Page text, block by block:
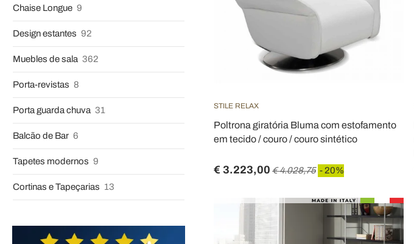
Chaise Longue 9
Design estantes 92
Muebles de sala 362
Porta-revistas 8
Porta guarda chuva 31
Balcão de Bar 6
Tapetes modernos 9
Cortinas e Tapeçarias 13
STILE RELAX
Poltrona giratória Bluma com estofamento
em tecido / couro / couro sintético
€ 3.223,00 € 4.028,75 - 20%